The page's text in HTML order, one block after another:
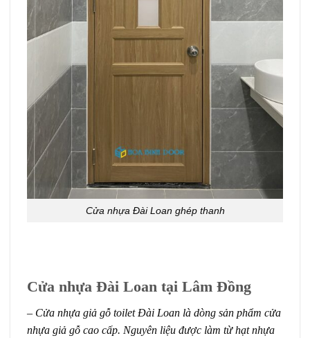
Cửa nhựa Đài Loan ghép thanh
Cửa nhựa Đài Loan tại Lâm Đồng
– Cửa nhựa giả gỗ toilet Đài Loan là dòng sản phẩm cửa
nhựa giả gỗ cao cấp. Nguyên liệu được làm từ hạt nhựa